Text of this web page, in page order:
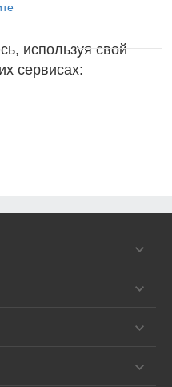
используя свой
сервисах: